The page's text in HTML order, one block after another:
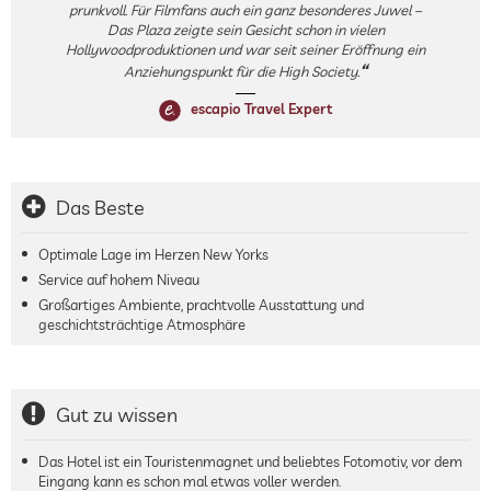
prunkvoll. Für Filmfans auch ein ganz besonderes Juwel –
Das Plaza zeigte sein Gesicht schon in vielen
Hollywoodproduktionen und war seit seiner Eröffnung ein
Anziehungspunkt für die High Society.
escapio Travel Expert
Das Beste
Optimale Lage im Herzen New Yorks
Service auf hohem Niveau
Großartiges Ambiente, prachtvolle Ausstattung und
geschichtsträchtige Atmosphäre
Gut zu wissen
Das Hotel ist ein Touristenmagnet und beliebtes Fotomotiv, vor dem
Eingang kann es schon mal etwas voller werden.